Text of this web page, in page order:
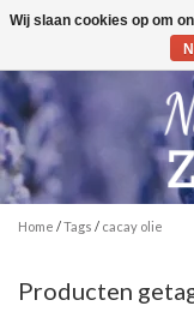
Toggle
Home /Tags / cacay olie
Producten
Wij slaan cookies op om